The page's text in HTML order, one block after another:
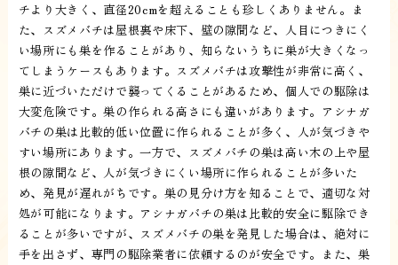
チより大きく、直径20cmを超えることも珍しくありません。ま
た、スズメバチは屋根裏や床下、壁の隙間など、人目につきにく
い場所にも巣を作ることがあり、知らないうちに巣が大きくなっ
てしまうケースもあります。スズメバチは攻撃性が非常に高く、
巣に近づいただけで襲ってくることがあるため、個人での駆除は
大変危険です。巣の作られる高さにも違いがあります。アシナガ
バチの巣は比較的低い位置に作られることが多く、人が気づきや
すい場所にあります。一方で、スズメバチの巣は高い木の上や屋
根の隙間など、人が気づきにくい場所に作られることが多いた
め、発見が遅れがちです。巣の見分け方を知ることで、適切な対
処が可能になります。アシナガバチの巣は比較的安全に駆除でき
ることが多いですが、スズメバチの巣を発見した場合は、絶対に
手を出さず、専門の駆除業者に依頼するのが安全です。また、巣